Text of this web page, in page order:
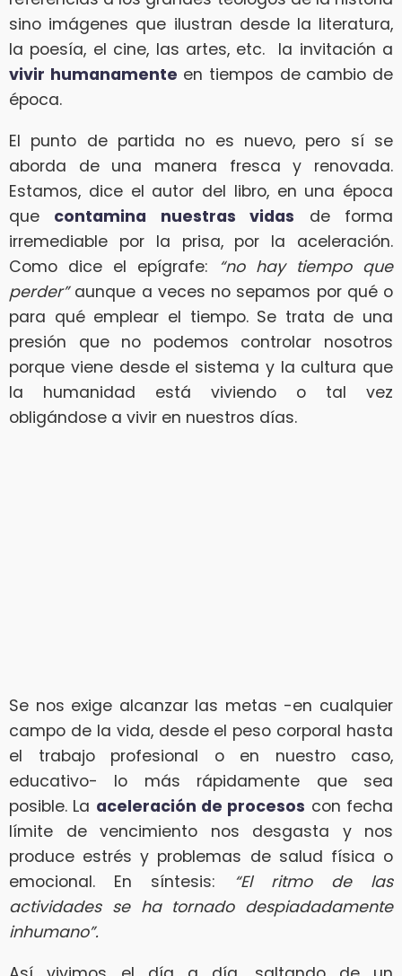
sino imágenes que ilustran desde la literatura,
la poesía, el cine, las artes, etc. la invitación a
vivir humanamente en tiempos de cambio de
época.
El punto de partida no es nuevo, pero sí se
aborda de una manera fresca y renovada.
Estamos, dice el autor del libro, en una época
que contamina nuestras vidas de forma
irremediable por la prisa, por la aceleración.
Como dice el epígrafe:
“no hay tiempo que
perder”aunque a veces no sepamos por qué o
para qué emplear el tiempo. Se trata de una
presión que no podemos controlar nosotros
porque viene desde el sistema y la cultura que
la humanidad está viviendo o tal vez
obligándose a vivir en nuestros días.
Se nos exige alcanzar las metas -en cualquier
campo de la vida, desde el peso corporal hasta
el trabajo profesional o en nuestro caso,
educativo- lo más rápidamente que sea
posible. La aceleración de procesos con fecha
límite de vencimiento nos desgasta y nos
produce estrés y problemas de salud física o
emocional. En síntesis:
“El ritmo de las
actividades se ha tornado despiadadamente
inhumano”.